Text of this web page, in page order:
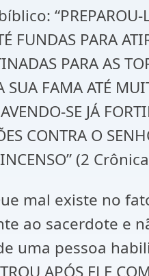
“PREPAROU-
FUNDAS PARA
PARA AS
SUA FAMA ATÉ
SE JÁ
CONTRA O
(2
mal existe no
ao sacerdote e
uma pessoa
APÓS ELE